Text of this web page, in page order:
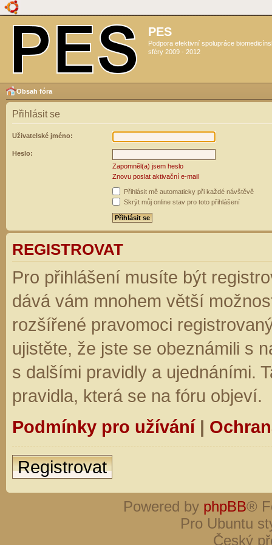
PES
Podpora efektivní spolupráce
sféry 2009 - 2012
Obsah fóra
Přihlásit se
Uživatelské jméno:
Heslo:
Zapomněl(a) jsem heslo
Znovu poslat aktivační e-mail
Přihlásit mě automaticky při každé návštěvě
Skrýt můj online stav pro toto přihlášení
REGISTROVAT
Pro přihlášení musíte být
dává vám mnohem větší
rozšířené pravomoci
ujistěte, že jste se obeznámili s
s dalšími pravidly a ujednáními.
pravidla, která se na fóru objeví.
Podmínky pro užívání|
Registrovat
Powered by phpBB®
Pro Ubuntu
Český